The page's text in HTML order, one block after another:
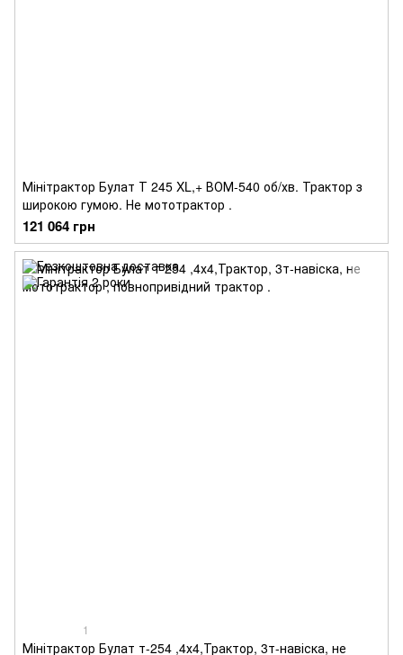
Мінітрактор Булат Т 245 XL,+ ВОМ-540 об/хв. Трактор з
широкою гумою. Не мототрактор .
121 064 грн
1
Мінітрактор Булат т-254 ,4х4,Трактор, 3т-навіска, не